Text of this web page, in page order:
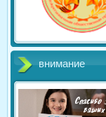
внимание